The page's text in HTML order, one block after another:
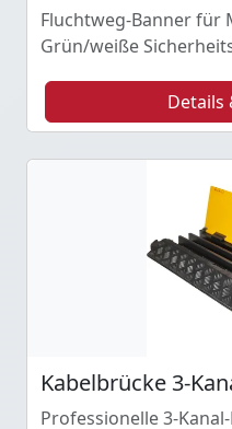
Fluchtweg-Banner für
Grün/weiße
Details
Kabelbrücke 3-
Professionelle 3-